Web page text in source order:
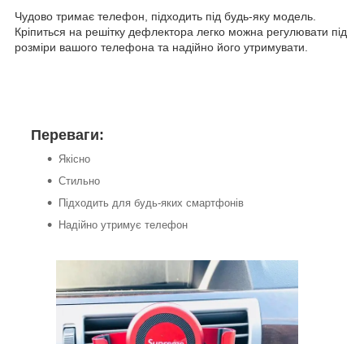
Чудово тримає телефон, підходить під будь-яку модель.
Кріпиться на решітку дефлектора легко можна регулювати під
розміри вашого телефона та надійно його утримувати.
Переваги:
Якісно
Стильно
Підходить для будь-яких смартфонів
Надійно утримує телефон